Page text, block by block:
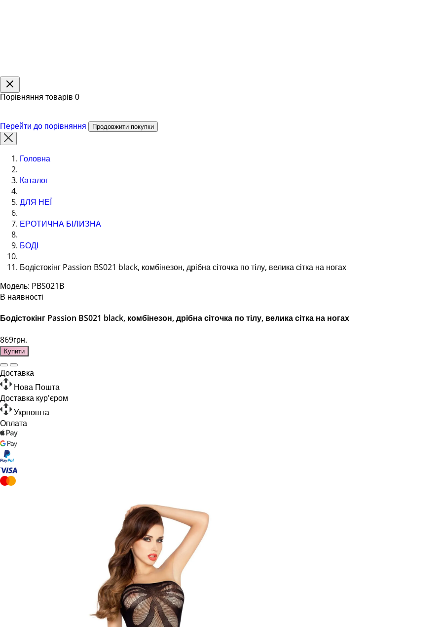
Порівняння товарів 0
Перейти до порівняння Продовжити покупки
Головна
Каталог
ДЛЯ НЕЇ
ЕРОТИЧНА БІЛИЗНА
БОДІ
Бодістокінг Passion BS021 black, комбінезон, дрібна сіточка по тілу, велика сітка на ногах
Модель: PBS021B
В наявності
Бодістокінг Passion BS021 black, комбінезон, дрібна сіточка по тілу, велика сітка на ногах
869грн.
Купити
Доставка
Нова Пошта
Доставка кур'єром
Укрпошта
Оплата